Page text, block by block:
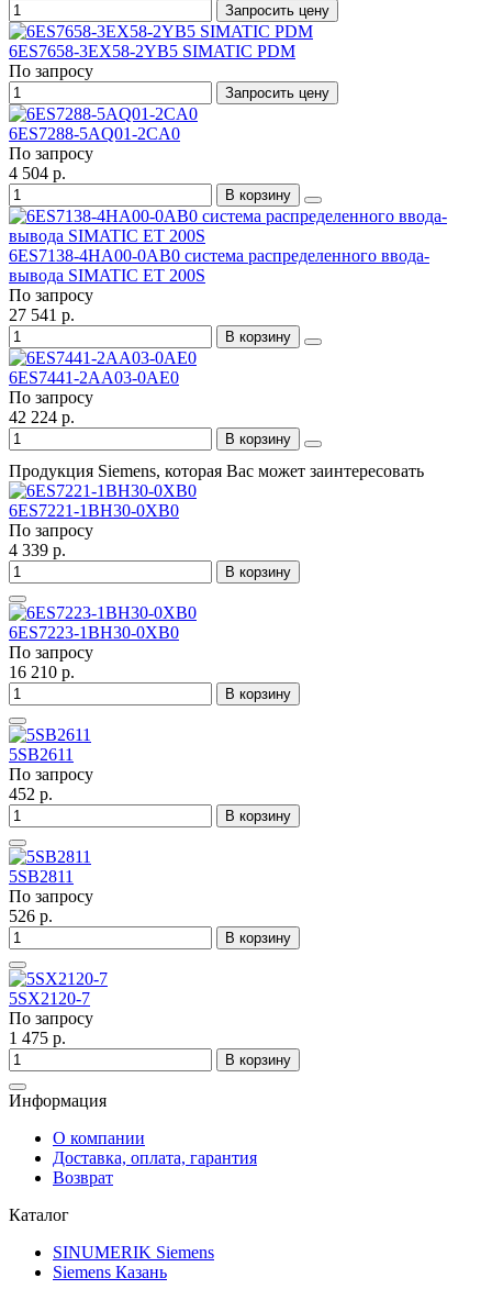
Запросить цену
6ES7658-3EX58-2YB5 SIMATIC PDM
По запросу
Запросить цену
6ES7288-5AQ01-2CA0
По запросу
4 504 р.
В корзину
6ES7138-4HA00-0AB0 система распределенного ввода-
вывода SIMATIC ET 200S
По запросу
27 541 р.
В корзину
6ES7441-2AA03-0AE0
По запросу
42 224 р.
В корзину
Продукция Siemens, которая Вас может заинтересовать
6ES7221-1BH30-0XB0
По запросу
4 339 р.
В корзину
6ES7223-1BH30-0XB0
По запросу
16 210 р.
В корзину
5SB2611
По запросу
452 р.
В корзину
5SB2811
По запросу
526 р.
В корзину
5SX2120-7
По запросу
1 475 р.
В корзину
Информация
О компании
Доставка, оплата, гарантия
Возврат
Каталог
SINUMERIK Siemens
Siemens Казань